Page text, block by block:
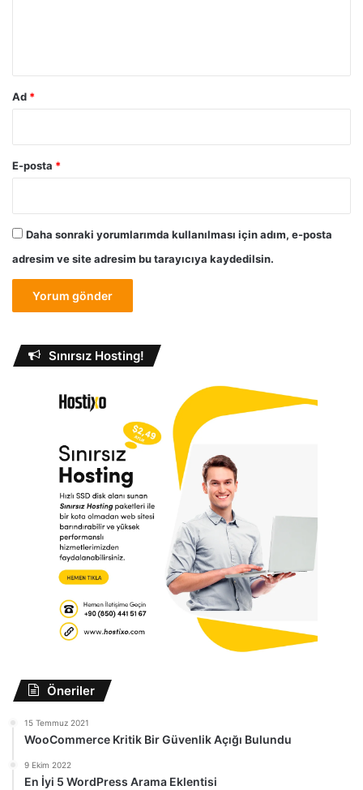
Ad *
E-posta *
Daha sonraki yorumlarımda kullanılması için adım, e-posta
adresim ve site adresim bu tarayıcıya kaydedilsin.
Sınırsız Hosting!
Öneriler
15 Temmuz 2021
WooCommerce Kritik Bir Güvenlik Açığı Bulundu
9 Ekim 2022
En İyi 5 WordPress Arama Eklentisi